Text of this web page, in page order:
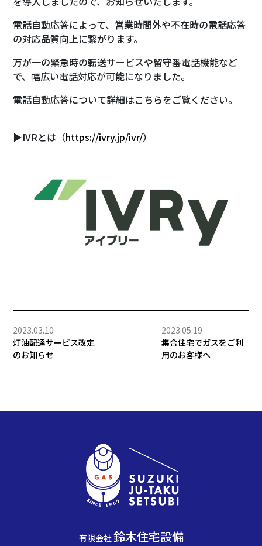
電話自動応答によって、営業時間外や不在時の電話応答
の対応品質向上に繋がります。
万が一の緊急時の転送サービスや留守番電話機能など
で、幅広い電話対応が可能になりました。
電話自動応答について詳細はこちらをご覧ください。
▶︎IVRとは（https://ivry.jp/ivr/）
2023.03.10
灯油配達サービス改定
のお知らせ
2023.05.19
集合住宅でガスをご利
用のお客様へ
有限会社鈴木住宅設備